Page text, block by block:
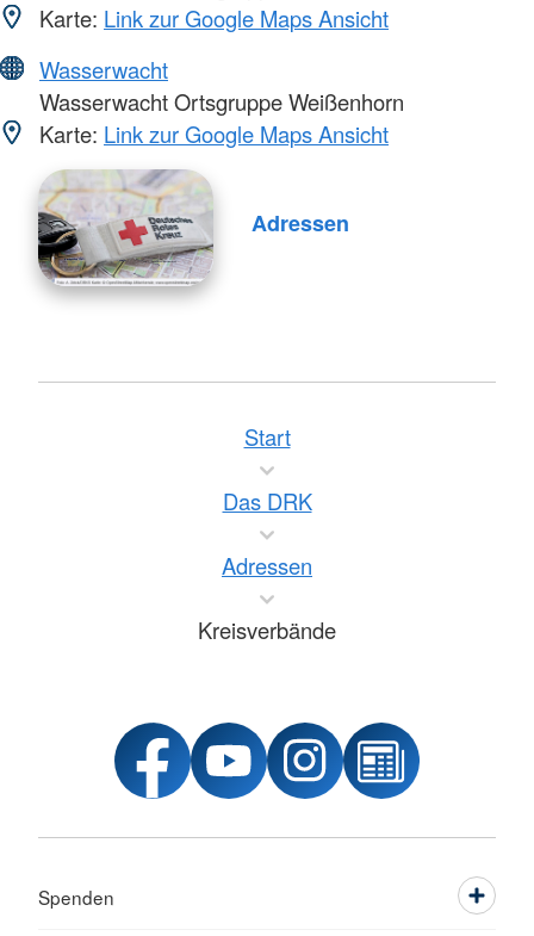
Karte: Link zur Google Maps Ansicht
Wasserwacht
Wasserwacht Ortsgruppe Weißenhorn
Karte: Link zur Google Maps Ansicht
Adressen
Start
Das DRK
Adressen
Kreisverbände
Spenden